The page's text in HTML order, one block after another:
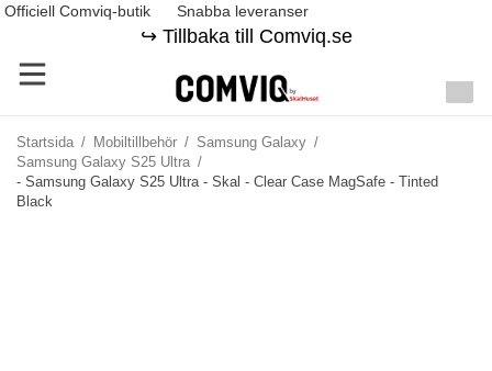
Officiell Comviq-butik Snabba leveranser
↪️ Tillbaka till Comviq.se
Startsida / Mobiltillbehör / Samsung Galaxy /
Samsung Galaxy S25 Ultra /
- Samsung Galaxy S25 Ultra - Skal - Clear Case MagSafe - Tinted
Black